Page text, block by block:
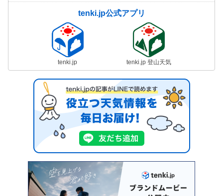
tenki.jp公式アプリ
tenki.jp tenki.jp 登山天気